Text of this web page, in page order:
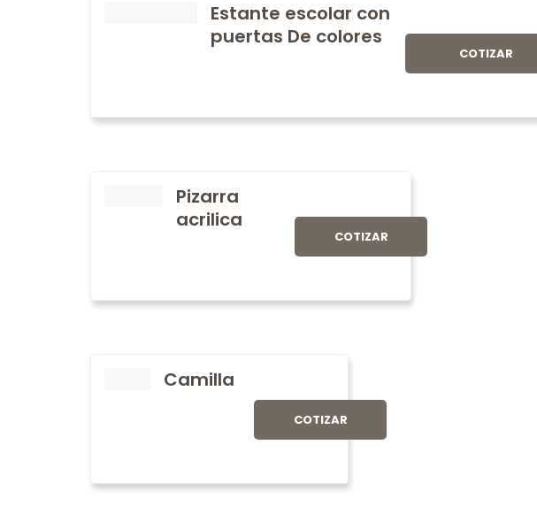
Estante escolar con
puertas De colores
COTIZAR
Pizarra
acrilica
COTIZAR
Camilla
COTIZAR